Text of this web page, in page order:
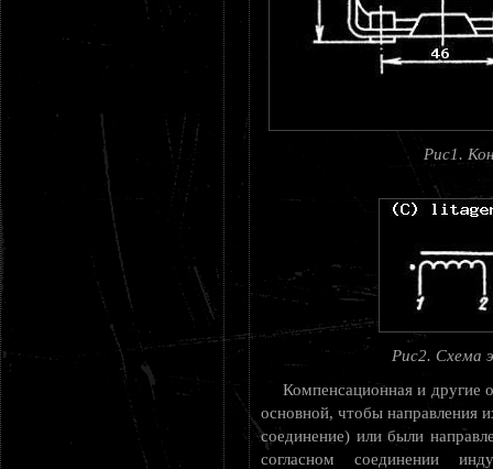
Рис1.
Рис2. Схема
Компенсационная и другие
основной, чтобы направления
соединение) или были
согласном соединении